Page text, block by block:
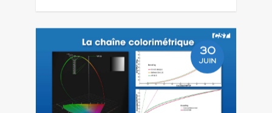
30
JUIN